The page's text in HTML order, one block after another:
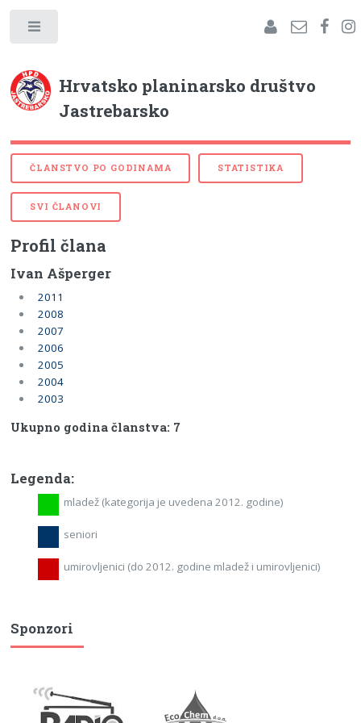
Hrvatsko planinarsko društvo
Jastrebarsko
ČLANSTVO PO GODINAMA STATISTIKA
SVI ČLANOVI
Profil člana
Ivan Ašperger
2011
2008
2007
2006
2005
2004
2003
Ukupno godina članstva: 7
Legenda:
mladež (kategorija je uvedena 2012. godine)
seniori
umirovljenici (do 2012. godine mladež i umirovljenici)
Sponzori